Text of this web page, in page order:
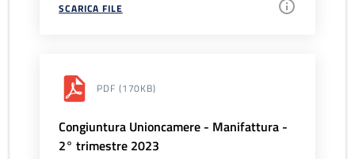
SCARICA FILE
PDF (170KB)
Congiuntura Unioncamere - Manifattura -
2° trimestre 2023